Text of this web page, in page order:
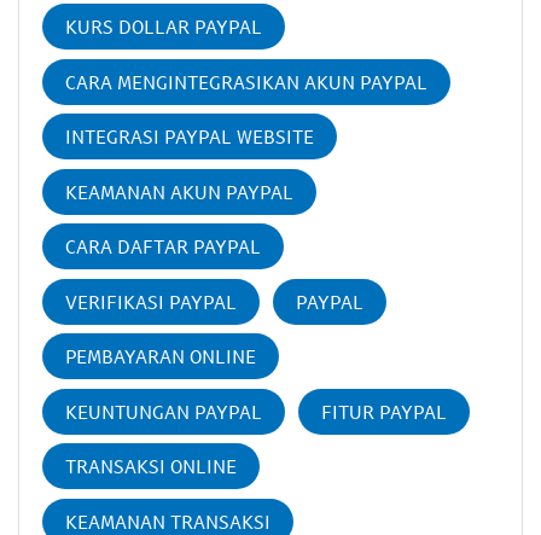
KURS DOLLAR PAYPAL
CARA MENGINTEGRASIKAN AKUN PAYPAL
INTEGRASI PAYPAL WEBSITE
KEAMANAN AKUN PAYPAL
CARA DAFTAR PAYPAL
VERIFIKASI PAYPAL PAYPAL
PEMBAYARAN ONLINE
KEUNTUNGAN PAYPAL FITUR PAYPAL
TRANSAKSI ONLINE
KEAMANAN TRANSAKSI